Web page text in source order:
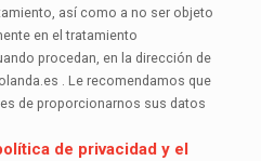
así como a no ser objeto
en el tratamiento
procedan, en la dirección de
. Le recomendamos que
de proporcionarnos sus datos
de privacidad y el